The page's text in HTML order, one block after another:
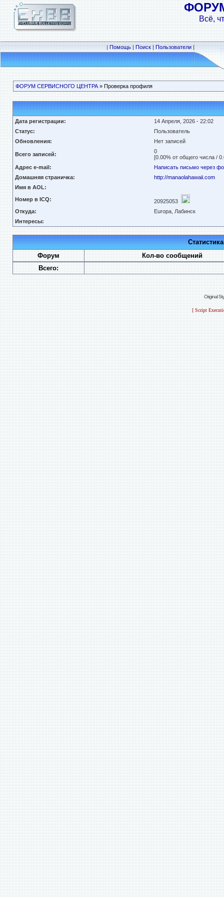
Всё,
|Помощь|Поиск|Пользователи|
ФОРУМ СЕРВИСНОГО ЦЕНТРА» Проверка профиля
Дата регистрации:
14 Апреля, 2026 - 22:02
Статус:
Пользователь
Обновления:
Нет записей
Всего записей:
0
[0.00% от общего числа /
Адрес e-mail:
Написать письмо через
Домашняя страничка:
http://manaolahawaii.com
Имя в AOL:
Номер в ICQ:
20925053
Откуда:
Europa, Лабинск
Интересы:
Форум
Кол-во сообщений
Всего:
Original
[ Script